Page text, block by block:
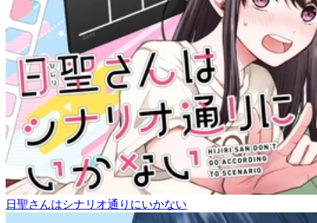
日聖さんはシナリオ通りにいかない